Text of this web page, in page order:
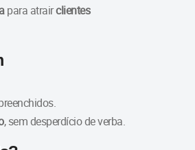
para atrairclientes
, sem desperdício de verba.